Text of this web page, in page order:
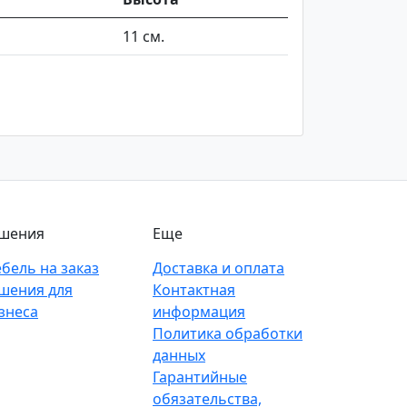
11 см.
на заказ
для
Еще
Доставка и оплата
Контактная
информация
Политика обработки
данных
Гарантийные
обязательства,